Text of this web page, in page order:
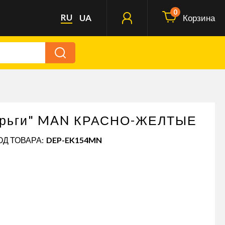
RU UA
0
Корзина
MAN КРАСНО-ЖЕЛТЫЕ
ТОВАРА: DEP-EK154MN